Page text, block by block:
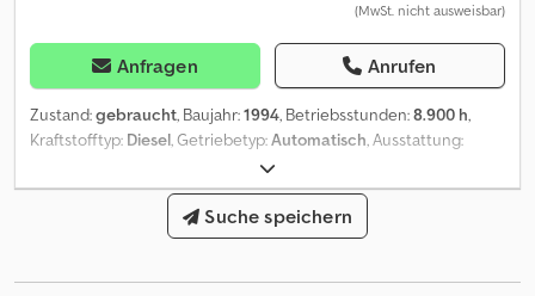
(MwSt. nicht ausweisbar)
Anfragen Anrufen
Zustand:gebraucht, Baujahr:1994, Betriebsstunden:8.900 h,
Kraftstofftyp: Diesel, Getriebetyp:Automatisch, Ausstattung:
, * Steinbock Boss 336H MK5C 2 * Baujahr
cika 94 * Betriebstunden 9880 * sofort einsatsbereit * Guter
Zustand Cedsx Ix Szepfx Aagjrf * Arbeitszeit von Mo bis Fr 07:30-
12:00 13:00-18:00, Samstag 07:30-17:00. * E-Mail: * Tel/ Whatsapp/
Suche speichern